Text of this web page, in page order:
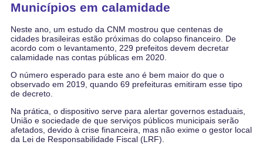
Municípios em calamidade
Neste ano, um estudo da CNM mostrou que centenas de
cidades brasileiras estão próximas do colapso financeiro. De
acordo com o levantamento, 229 prefeitos devem decretar
calamidade nas contas públicas em 2020.
O número esperado para este ano é bem maior do que o
observado em 2019, quando 69 prefeituras emitiram esse tipo
de decreto.
Na prática, o dispositivo serve para alertar governos estaduais,
União e sociedade de que serviços públicos municipais serão
afetados, devido à crise financeira, mas não exime o gestor local
da Lei de Responsabilidade Fiscal (LRF).